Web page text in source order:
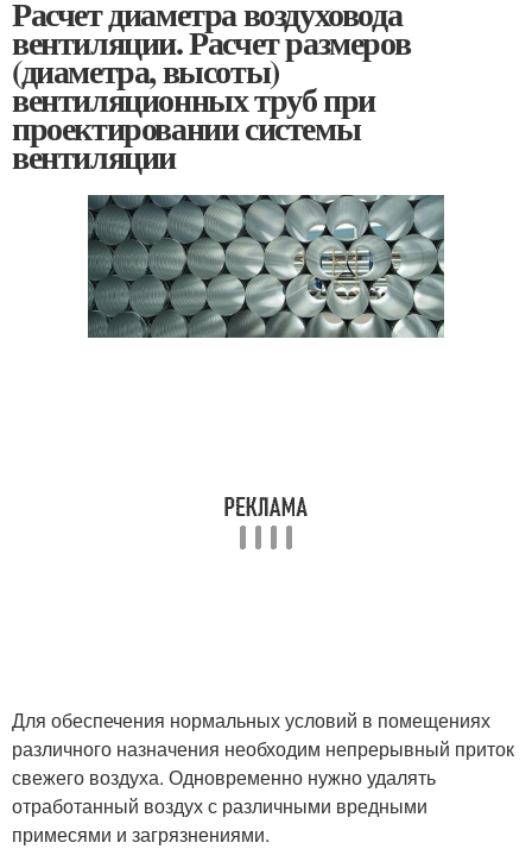
Расчет диаметра воздуховода
вентиляции. Расчет размеров
(диаметра, высоты)
вентиляционных труб при
проектировании системы
вентиляции
Для обеспечения нормальных условий в помещениях
различного назначения необходим непрерывный приток
свежего воздуха. Одновременно нужно удалять
отработанный воздух с различными вредными
примесями и загрязнениями.